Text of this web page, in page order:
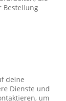
Bestellung
deine
Dienste und
um